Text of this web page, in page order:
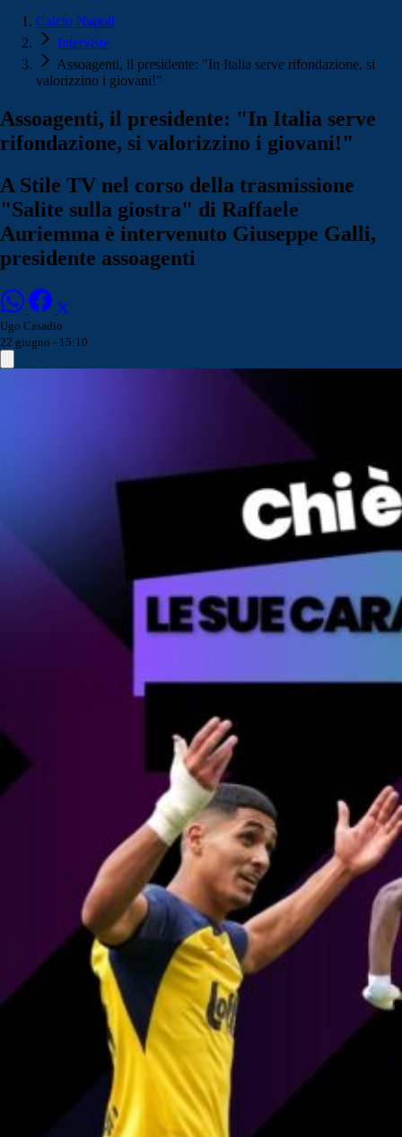
Calcio Napoli
Interviste
Assoagenti, il presidente: "In Italia serve rifondazione, si
valorizzino i giovani!"
Assoagenti, il presidente: "In Italia serve
rifondazione, si valorizzino i giovani!"
A Stile TV nel corso della trasmissione
"Salite sulla giostra" di Raffaele
Auriemma è intervenuto Giuseppe Galli,
presidente assoagenti
Ugo Casadio
22 giugno - 15:10